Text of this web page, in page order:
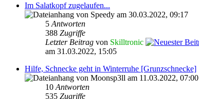
Im Salatkopf zugelaufen...
von Speedy am 30.03.2022, 09:17
5 Antworten
388 Zugriffe
Letzter Beitrag von Skilltronic
am 31.03.2022, 15:05
Hilfe, Schnecke geht in Winterruhe [Grunzschnecke]
von Moonsp3ll am 11.03.2022, 07:00
10 Antworten
535 Zugriffe